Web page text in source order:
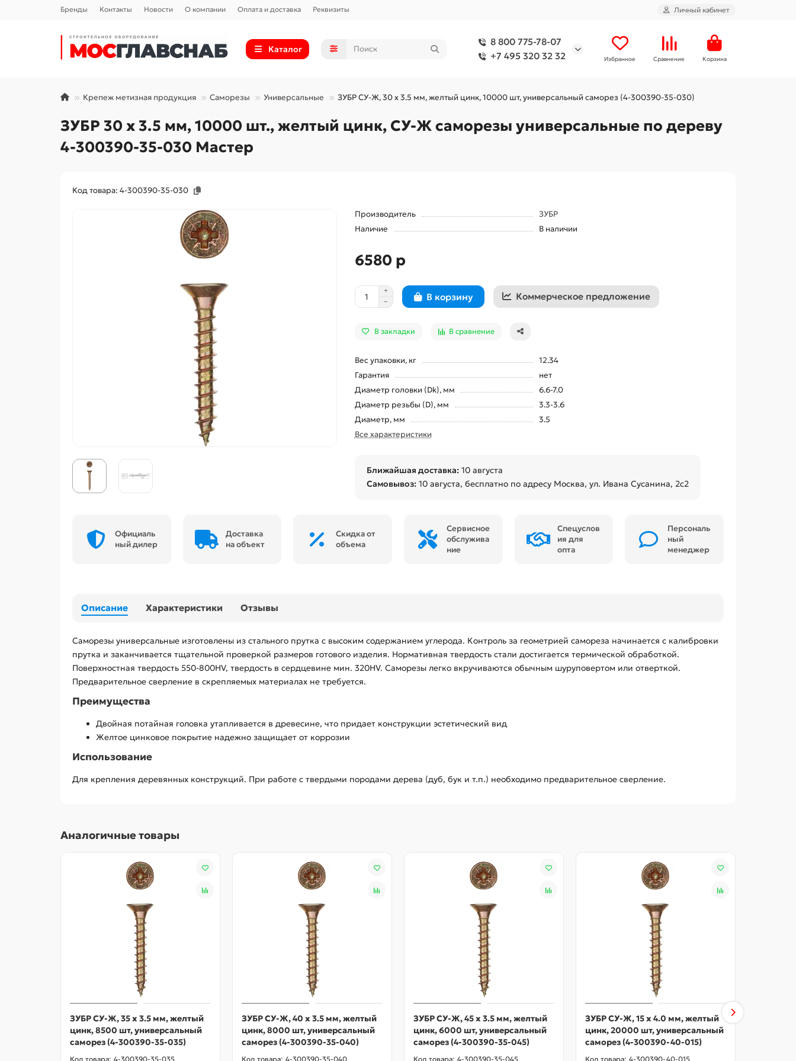
Бренды Контакты Новости О компании Оплата и доставка Реквизиты Личный кабинет
Каталог
8 800 775-78-07
+7 495 320 32 32
Избранное Сравнение Корзина
Крепеж метизная продукция Саморезы Универсальные ЗУБР СУ-Ж, 30 х 3.5 мм, желтый цинк, 10000 шт, универсальный саморез (4-300390-35-030)
ЗУБР 30 х 3.5 мм, 10000 шт., желтый цинк, СУ-Ж саморезы универсальные по дереву
4-300390-35-030 Мастер
Код товара: 4-300390-35-030
Производитель
ЗУБР
Наличие
В наличии
6580 р
В корзину Коммерческое предложение
В закладки В сравнение
Вес упаковки, кг
12.34
Гарантия
нет
Диаметр головки (Dk), мм
6.6-7.0
Диаметр резьбы (D), мм
3.3-3.6
Диаметр, мм
3.5
Все характеристики
Ближайшая доставка: 10 августа
Самовывоз: 10 августа, бесплатно по адресу Москва, ул. Ивана Сусанина, 2с2
Официаль
ный дилер
Доставка
на объект
Скидка от
объема
Сервисное
обслужива
ние
Спецуслов
ия для
опта
Персональ
ный
менеджер
Описание Характеристики Отзывы
Саморезы универсальные изготовлены из стального прутка с высоким содержанием углерода. Контроль за геометрией самореза начинается с калибровки
прутка и заканчивается тщательной проверкой размеров готового изделия. Нормативная твердость стали достигается термической обработкой.
Поверхностная твердость 550-800HV, твердость в сердцевине мин. 320HV. Саморезы легко вкручиваются обычным шуруповертом или отверткой.
Предварительное сверление в скрепляемых материалах не требуется.
Преимущества
Двойная потайная головка утапливается в древесине, что придает конструкции эстетический вид
Желтое цинковое покрытие надежно защищает от коррозии
Использование
Для крепления деревянных конструкций. При работе с твердыми породами дерева (дуб, бук и т.п.) необходимо предварительное сверление.
Аналогичные товары
ЗУБР СУ-Ж, 35 х 3.5 мм, желтый
цинк, 8500 шт, универсальный
саморез (4-300390-35-035)
4-300390-35-035
ЗУБР СУ-Ж, 40 х 3.5 мм, желтый
цинк, 8000 шт, универсальный
саморез (4-300390-35-040)
4-300390-35-040
ЗУБР СУ-Ж, 45 х 3.5 мм, желтый
цинк, 6000 шт, универсальный
саморез (4-300390-35-045)
4-300390-35-045
ЗУБР СУ-Ж, 15 х 4.0 мм, желтый
цинк, 20000 шт, универсальный
саморез (4-300390-40-015)
4-300390-40-015